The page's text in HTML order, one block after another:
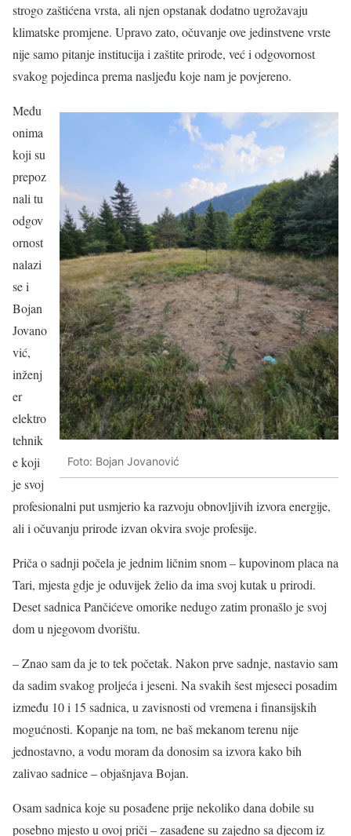
strogo zaštićena vrsta, ali njen opstanak dodatno ugrožavaju
klimatske promjene. Upravo zato, očuvanje ove jedinstvene vrste
nije samo pitanje institucija i zaštite prirode, već i odgovornost
svakog pojedinca prema nasljeđu koje nam je povjereno.
Foto: Bojan Jovanović
Među
onima
koji su
prepoz
nali tu
odgov
ornost
nalazi
se i
Bojan
Jovano
vić,
inženj
er
elektro
tehnik
e koji
je svoj
profesionalni put usmjerio ka razvoju obnovljivih izvora energije,
ali i očuvanju prirode izvan okvira svoje profesije.
Priča o sadnji počela je jednim ličnim snom – kupovinom placa na
Tari, mjesta gdje je oduvijek želio da ima svoj kutak u prirodi.
Deset sadnica Pančićeve omorike nedugo zatim pronašlo je svoj
dom u njegovom dvorištu.
– Znao sam da je to tek početak. Nakon prve sadnje, nastavio sam
da sadim svakog proljeća i jeseni. Na svakih šest mjeseci posadim
između 10 i 15 sadnica, u zavisnosti od vremena i finansijskih
mogućnosti. Kopanje na tom, ne baš mekanom terenu nije
jednostavno, a vodu moram da donosim sa izvora kako bih
zalivao sadnice – objašnjava Bojan.
Osam sadnica koje su posađene prije nekoliko dana dobile su
posebno mjesto u ovoj priči – zasađene su zajedno sa djecom iz